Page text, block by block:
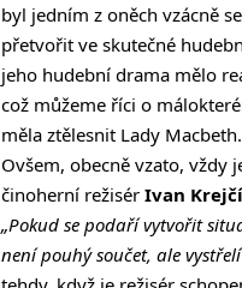
byl jedním z oněch vzácně
přetvořit ve skutečné
jeho hudební drama mělo
což můžeme říci o
měla ztělesnit Lady
Ovšem, obecně vzato, vždy
činoherní režisér Ivan Krejčí
„Pokud se podaří vytvořit
není pouhý součet, ale